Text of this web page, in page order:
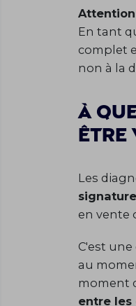
Attention
En tant
complet
non à la
À
être
Les
en vente
C'est
au
moment
entre les